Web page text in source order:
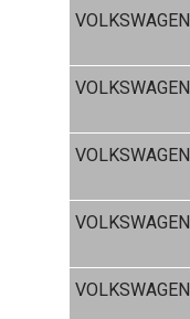
VOLKSWAGEN
VOLKSWAGEN
VOLKSWAGEN
VOLKSWAGEN
VOLKSWAGEN